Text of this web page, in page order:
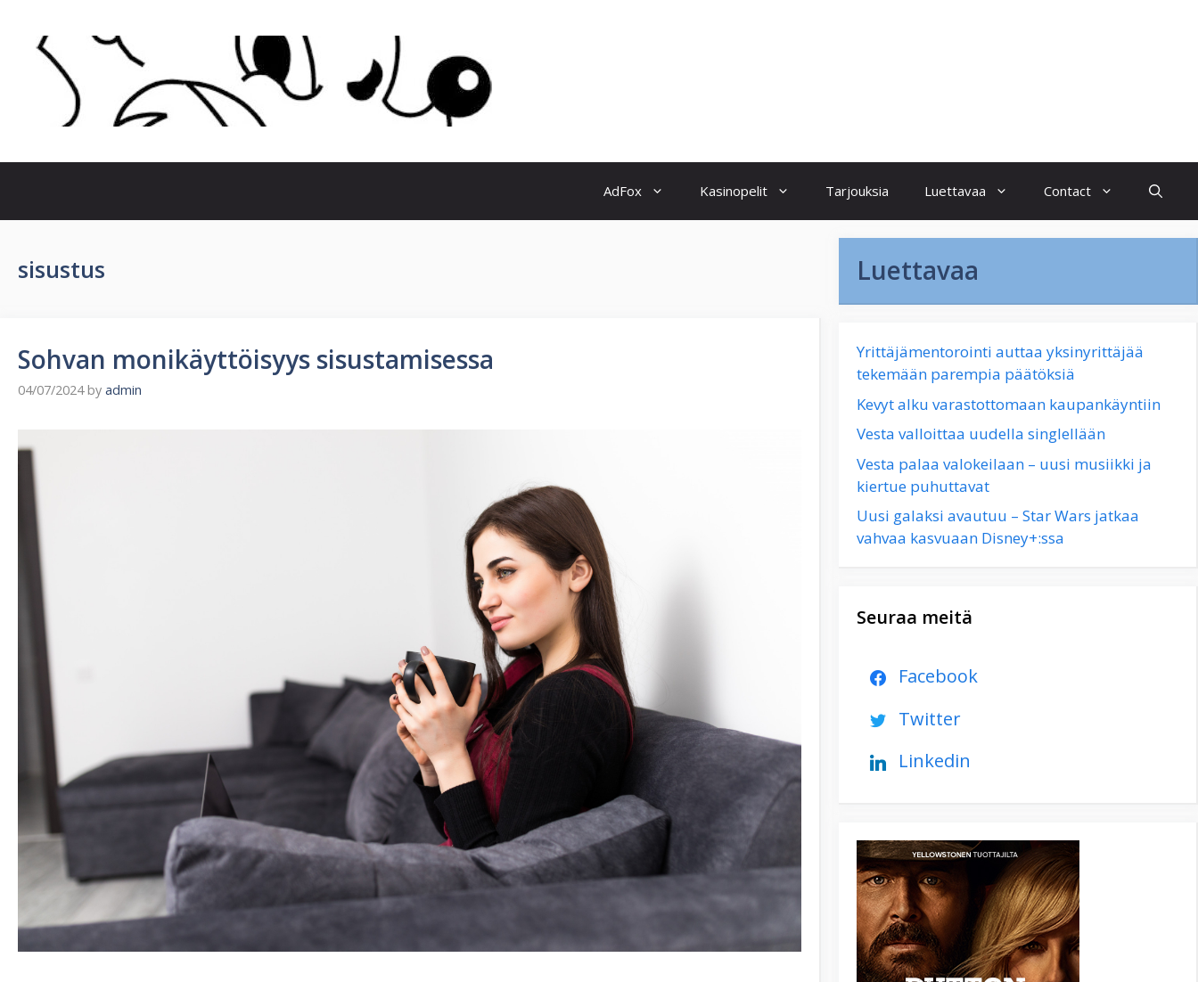
content
AdFox Kasinopelit Tarjouksia Luettavaa Contact
sisustus
Sohvan monikäyttöisyys sisustamisessa
04/07/2024 by admin
Luettavaa
Yrittäjämentorointi auttaa yksinyrittäjää
tekemään parempia päätöksiä
Kevyt alku varastottomaan kaupankäyntiin
Vesta valloittaa uudella singlellään
Vesta palaa valokeilaan – uusi musiikki ja
kiertue puhuttavat
Uusi galaksi avautuu – Star Wars jatkaa
vahvaa kasvuaan Disney+:ssa
Seuraa meitä
Facebook
Twitter
Linkedin